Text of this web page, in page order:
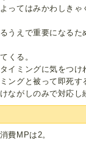
ってはみかわしき
うえで重要になるた
くる。
イミングに気をつ
ングと被って即死す
がしのみで対応し
費MPは2。